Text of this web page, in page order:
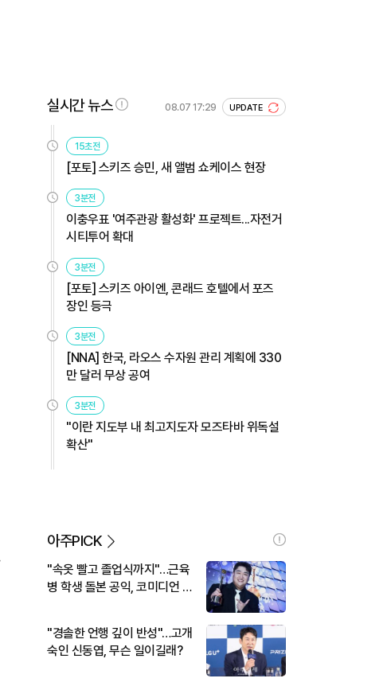
실시간 뉴스 08.07 17:29 UPDATE
15초전
[포토] 스키즈 승민, 새 앨범 쇼케이스 현장
3분전
이충우표 '여주관광 활성화' 프로젝트...자전거
시티투어 확대
3분전
[포토] 스키즈 아이엔, 콘래드 호텔에서 포즈
장인 등극
3분전
[NNA] 한국, 라오스 수자원 관리 계획에 330
만 달러 무상 공여
3분전
"이란 지도부 내 최고지도자 모즈타바 위독설
확산"
아주PICK
"속옷 빨고 졸업식까지"…근육
병 학생 돌본 공익, 코미디언 김
"경솔한 언행 깊이 반성"…고개
숙인 신동엽, 무슨 일이길래?